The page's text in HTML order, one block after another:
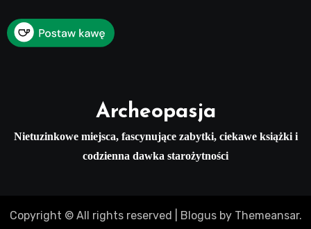
Archeopasja
Nietuzinkowe miejsca, fascynujące zabytki, ciekawe książki i
codzienna dawka starożytności
Copyright © All rights reserved Blogusby Themeansar.